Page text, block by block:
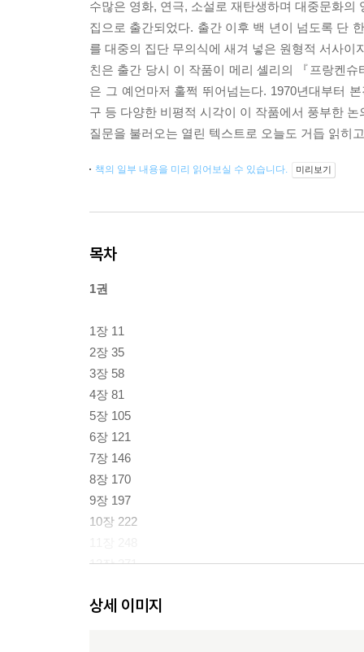
수많은 영화, 연극, 소설로 재탄생하며 대중문화
집으로 출간되었다. 출간 이후 백 년이 넘도록 단
를 대중의 집단 무의식에 새겨 넣은 원형적 서사
친은 출간 당시 이 작품이 메리 셸리의 『프랑켄
은 그 예언마저 훌쩍 뛰어넘는다. 1970년대부터
구 등 다양한 비평적 시각이 이 작품에서 풍부한
질문을 불러오는 열린 텍스트로 오늘도 거듭 읽히
책의 일부 내용을 미리 읽어보실 수 있습니다. 미리보기
목차
1권
1장 11
2장 35
3장 58
4장 81
5장 105
6장 121
7장 146
8장 170
9장 197
10장 222
12장 271
상세 이미지